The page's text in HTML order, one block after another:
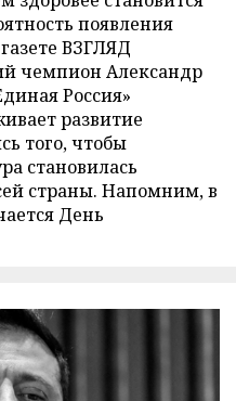
появления
ВЗГЛЯД
чемпион Александр
Россия»
развитие
того, чтобы
становилась
страны. Напомним, в
День